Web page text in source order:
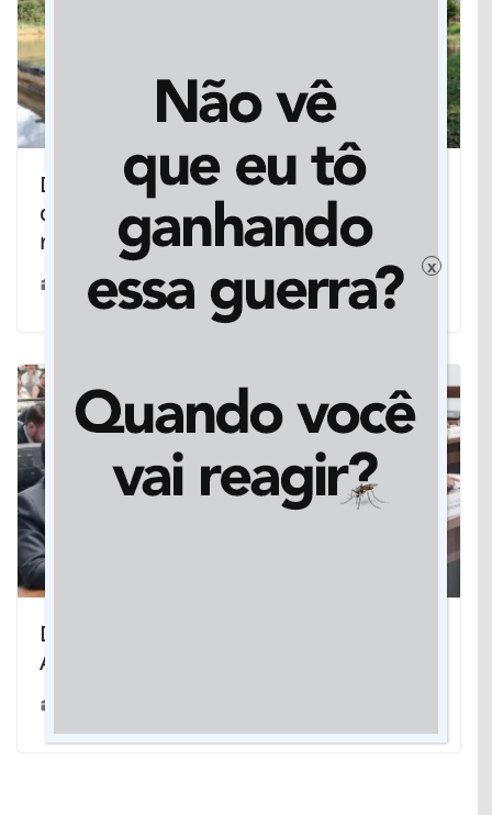
Dourados: Prefeitura faz mapeamento
das potencialidades para o turismo
rural
20/03/2025
Deputado tem liminar negada e
Assembleia aprova Lei do Pantanal
x